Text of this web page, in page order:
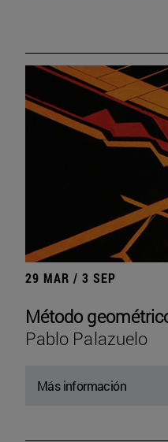
29 MAR / 3 SEP
Método
Pablo Palazuelo
Más información